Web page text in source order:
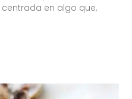
en algo que,